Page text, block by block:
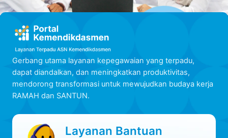
Gerbang utama layanan kepegawaian yang terpadu,
dapat diandalkan, dan meningkatkan produktivitas,
mendorong transformasi untuk mewujudkan budaya kerja
RAMAH dan SANTUN.
Layanan Bantuan